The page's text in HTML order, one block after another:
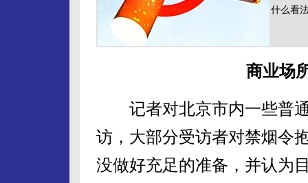
什么看
商业场
记者对北京市内一些普通
访，大部分受访者对禁烟令
没做好充足的准备，并认为